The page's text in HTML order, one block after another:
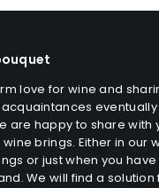
love for wine and
are happy to share
brings. Either in our
or just when you
We will find a